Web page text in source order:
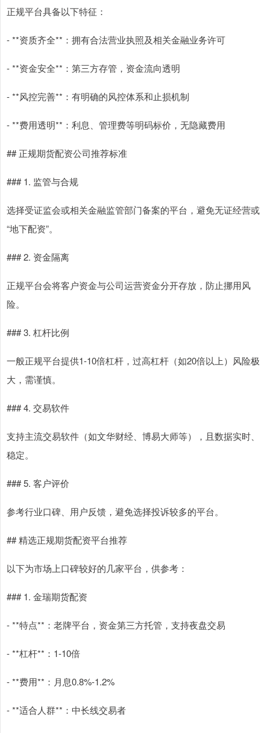
正规平台具备以下特征：
- **资质齐全**：拥有合法营业执照及相关金融业务许可
- **资金安全**：第三方存管，资金流向透明
- **风控完善**：有明确的风控体系和止损机制
- **费用透明**：利息、管理费等明码标价，无隐藏费用
## 正规期货配资公司推荐标准
### 1. 监管与合规
选择受证监会或相关金融监管部门备案的平台，避免无证经营或
“地下配资”。
### 2. 资金隔离
正规平台会将客户资金与公司运营资金分开存放，防止挪用风
险。
### 3. 杠杆比例
一般正规平台提供1-10倍杠杆，过高杠杆（如20倍以上）风险极
大，需谨慎。
### 4. 交易软件
支持主流交易软件（如文华财经、博易大师等），且数据实时、
稳定。
### 5. 客户评价
参考行业口碑、用户反馈，避免选择投诉较多的平台。
## 精选正规期货配资平台推荐
以下为市场上口碑较好的几家平台，供参考：
### 1. 金瑞期货配资
- **特点**：老牌平台，资金第三方托管，支持夜盘交易
- **杠杆**：1-10倍
- **费用**：月息0.8%-1.2%
- **适合人群**：中长线交易者